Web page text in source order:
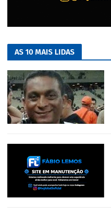
AS 10 MAIS LIDAS